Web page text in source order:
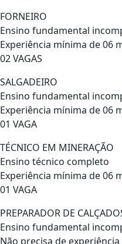
FORNEIRO
Ensino fundamental
Experiência mínima de 06
02 VAGAS
SALGADEIRO
Ensino fundamental
Experiência mínima de 06
01 VAGA
TÉCNICO EM MINERAÇÃO
Ensino técnico completo
Experiência mínima de 06
01 VAGA
PREPARADOR DE
Ensino fundamental
Não precisa de experiência